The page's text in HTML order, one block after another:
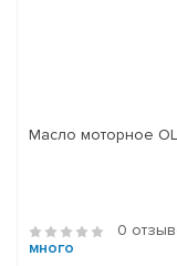
Масло моторное
0
много